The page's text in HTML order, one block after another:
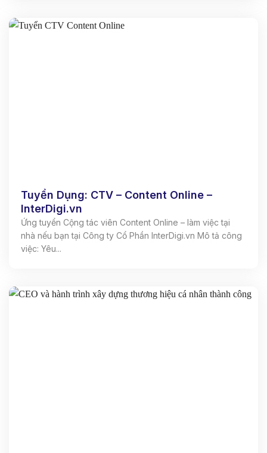
Tuyển Dụng: CTV – Content Online –
InterDigi.vn
Ứng tuyển Cộng tác viên Content Online – làm việc tại
nhà nếu bạn tại Công ty Cổ Phần InterDigi.vn Mô tả công
việc: Yêu...